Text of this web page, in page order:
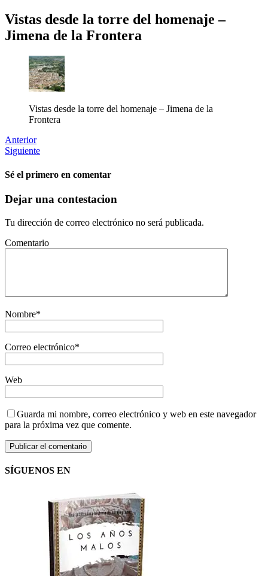
Vistas desde la torre del homenaje –
Jimena de la Frontera
Vistas desde la torre del homenaje – Jimena de la
Frontera
Anterior
Siguiente
Sé el primero en comentar
Dejar una contestacion
Tu dirección de correo electrónico no será publicada.
Comentario
Nombre*
Correo electrónico*
Web
Guarda mi nombre, correo electrónico y web en este navegador
para la próxima vez que comente.
SÍGUENOS EN